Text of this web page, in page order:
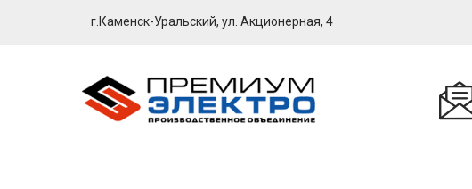
г.Каменск-Уральский, ул. Акционерная, 4